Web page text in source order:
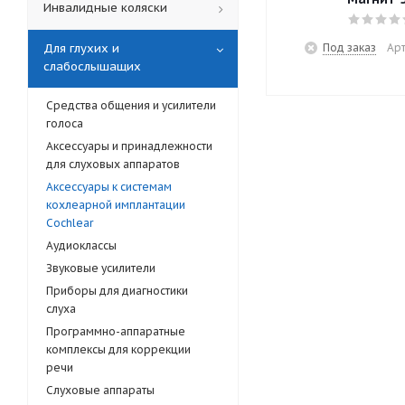
Под заказ
Инвалидные коляски
Для глухих и
слабослышащих
Cредства общения и усилители
голоса
Аксессуары и принадлежности
для слуховых аппаратов
Аксессуары к системам
кохлеарной имплантации
Cochlear
Аудиоклассы
Звуковые усилители
Приборы для диагностики
слуха
Программно-аппаратные
комплексы для коррекции
речи
Слуховые аппараты